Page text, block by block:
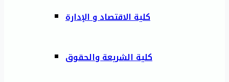
كلية الاقتصاد و الإدارة
كلية الشريعة والحقوق